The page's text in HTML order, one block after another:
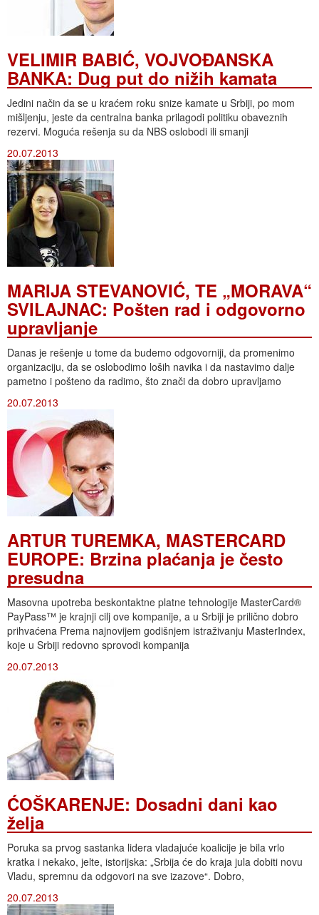
VELIMIR BABIĆ, VOJVOĐANSKA
BANKA: Dug put do nižih kamata
Jedini način da se u kraćem roku snize kamate u Srbiji, po mom
mišljenju, jeste da centralna banka prilagodi politiku obaveznih
rezervi. Moguća rešenja su da NBS oslobodi ili smanji
20.07.2013
MARIJA STEVANOVIĆ, TE „MORAVA“
SVILAJNAC: Pošten rad i odgovorno
upravljanje
Danas je rešenje u tome da budemo odgovorniji, da promenimo
organizaciju, da se oslobodimo loših navika i da nastavimo dalje
pametno i pošteno da radimo, što znači da dobro upravljamo
20.07.2013
ARTUR TUREMKA, MASTERCARD
EUROPE: Brzina plaćanja je često
presudna
Masovna upotreba beskontaktne platne tehnologije MasterCard®
PayPass™ je krajnji cilj ove kompanije, a u Srbiji je prilično dobro
prihvaćena Prema najnovijem godišnjem istraživanju MasterIndex,
koje u Srbiji redovno sprovodi kompanija
20.07.2013
ĆOŠKARENJE: Dosadni dani kao
želja
Poruka sa prvog sastanka lidera vladajuće koalicije je bila vrlo
kratka i nekako, jelte, istorijska: „Srbija će do kraja jula dobiti novu
Vladu, spremnu da odgovori na sve izazove“. Dobro,
20.07.2013